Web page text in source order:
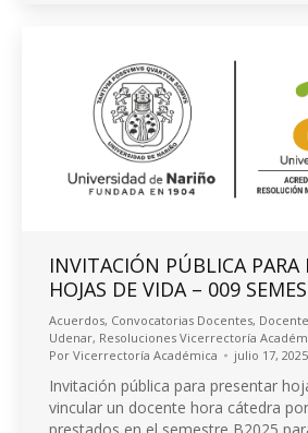
INVITACIÓN PÚBLICA PARA
HOJAS DE VIDA – 009
Acuerdos, Convocatorias Docentes,
Udenar, Resoluciones Vicerrectoría
Por Vicerrectoría Académica julio 17, 2025
Invitación pública para presentar
vincular un docente hora cátedra
prestados en el semestre B2025